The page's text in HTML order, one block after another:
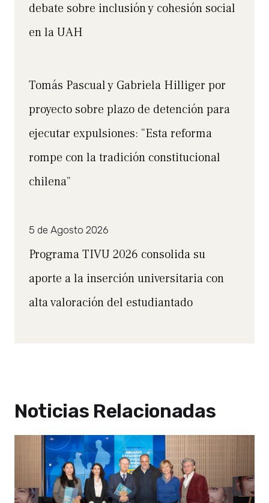
debate sobre inclusión y cohesión social
en la UAH
Tomás Pascual y Gabriela Hilliger por
proyecto sobre plazo de detención para
ejecutar expulsiones: “Esta reforma
rompe con la tradición constitucional
chilena”
5 de Agosto 2026
Programa TIVU 2026 consolida su
aporte a la inserción universitaria con
alta valoración del estudiantado
Noticias Relacionadas